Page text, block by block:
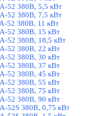
52 380В, 5,5 кВт
52 380В, 7,5 кВт
52 380В, 11 кВт
52 380В, 15 кВт
52 380В, 18,5 кВт
52 380В, 22 кВт
52 380В, 30 кВт
52 380В, 37 кВт
52 380В, 45 кВт
52 380В, 55 кВт
52 380В, 75 кВт
52 380В, 90 кВт
52S 380В, 0,75 кВт